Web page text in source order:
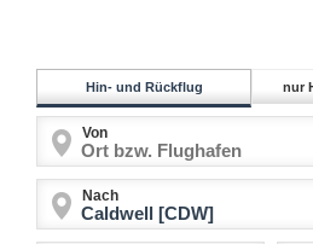
Hin- und Rückflug nur
Von
Nach